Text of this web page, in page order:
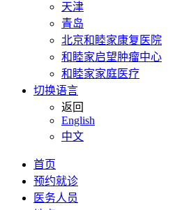
天津
青岛
北京和睦家康复医院
和睦家启望肿瘤中心
和睦家家庭医疗
切换语言
返回
English
中文
首页
预约就诊
医务人员